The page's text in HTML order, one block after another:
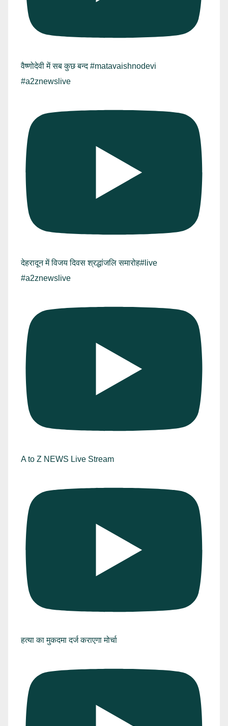
वैष्णोदेवी में सब कुछ बन्द #matavaishnodevi
#a2znewslive
देहरादून में विजय दिवस श्रद्धांजलि समारोह#live
#a2znewslive
A to Z NEWS Live Stream
हत्या का मुकदमा दर्ज कराएगा मोर्चा